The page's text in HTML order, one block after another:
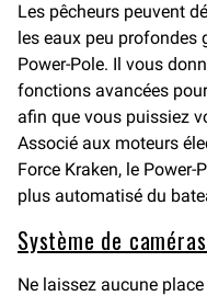
Les pêcheurs peuvent
les eaux peu profondes
Power-Pole. Il vous
fonctions avancées
afin que vous puissiez
Associé aux moteurs
Force Kraken, le
plus automatisé du
Système de
Ne laissez aucune